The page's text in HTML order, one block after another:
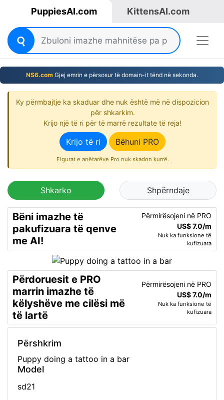
PuppiesAI.com KittensAI.com
NS6.com Gjej emrin e përsosur të domain-it tënd në sekonda.
Ky përmbajtje ka skaduar dhe nuk është më në dispozicion
për shkarkim.
Krijo një të ri për të marrë rezultate të reja!
Krijo të ri Bëhuni PRO
Figurat e anëtarëve Pro nuk skadon kurrë.
Shkarko Shpërndaje
Bëni imazhe të
pakufizuara të qenve
me AI!
Përmirësojeni në PRO
US$ 7.0/m
Nuk ka funksione të
kufizuara
Përdoruesit e PRO
marrin imazhe të
këlyshëve me cilësi më
të lartë
Përmirësojeni në PRO
US$ 7.0/m
Nuk ka funksione të
kufizuara
Përshkrim
Puppy doing a tattoo in a bar
Model
sd21